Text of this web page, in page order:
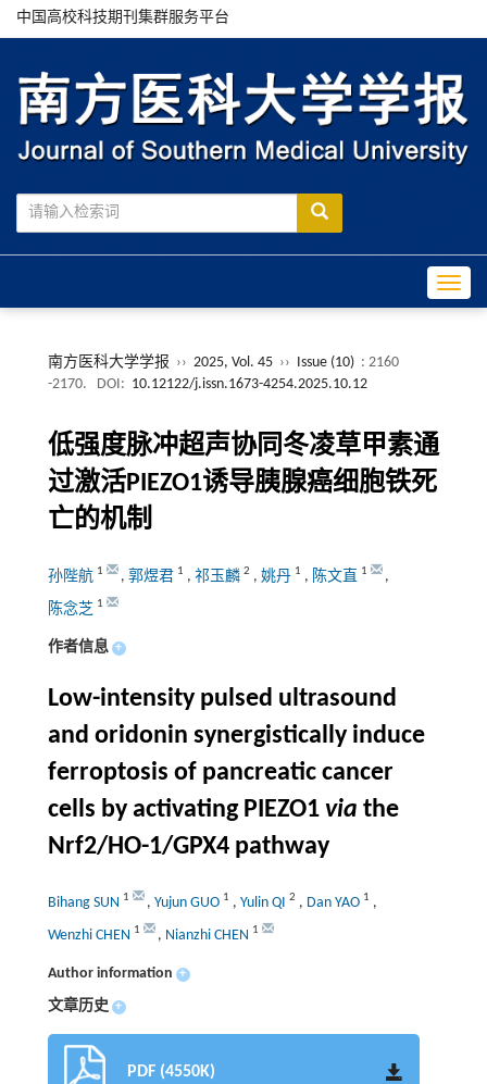
中国高校科技期刊集群服务平台
南方医科大学学报 ›› 2025, Vol. 45 ›› Issue (10) : 2160
-2170.
DOI: 10.12122/j.issn.1673-4254.2025.10.12
低强度脉冲超声协同冬凌草甲素通
过激活PIEZO1诱导胰腺癌细胞铁死
亡的机制
孙陛航 1 , 郭煜君 1 , 祁玉麟 2 , 姚丹 1 , 陈文直 1
,
陈念芝 1
作者信息 +
Low-intensity pulsed ultrasound
and oridonin synergistically induce
ferroptosis of pancreatic cancer
cells by activating PIEZO1 via the
Nrf2/HO-1/GPX4 pathway
Bihang SUN 1 , Yujun GUO 1 , Yulin QI 2 , Dan YAO 1 ,
Wenzhi CHEN 1 , Nianzhi CHEN 1
Author information +
文章历史 +
PDF (4550K)